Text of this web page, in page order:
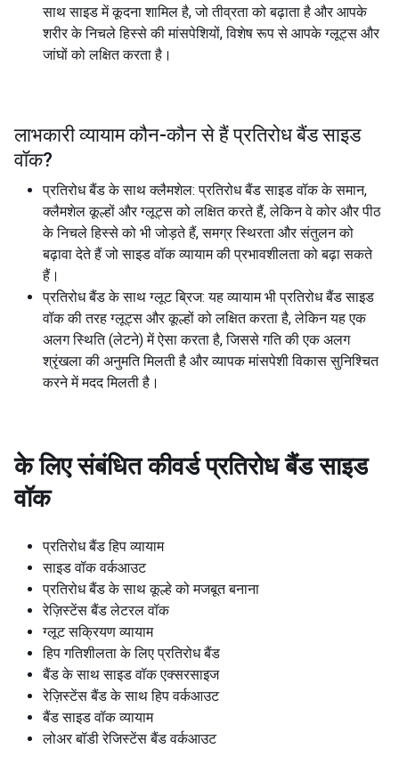
साथ साइड में कूदना शामिल है, जो तीव्रता को बढ़ाता है और आपके
शरीर के निचले हिस्से की मांसपेशियों, विशेष रूप से आपके ग्लूट्स और
जांघों को लक्षित करता है।
लाभकारी व्यायाम कौन-कौन से हैं प्रतिरोध बैंड साइड
वॉक?
प्रतिरोध बैंड के साथ क्लैमशेल: प्रतिरोध बैंड साइड वॉक के समान,
क्लैमशेल कूल्हों और ग्लूट्स को लक्षित करते हैं, लेकिन वे कोर और पीठ
के निचले हिस्से को भी जोड़ते हैं, समग्र स्थिरता और संतुलन को
बढ़ावा देते हैं जो साइड वॉक व्यायाम की प्रभावशीलता को बढ़ा सकते
हैं।
प्रतिरोध बैंड के साथ ग्लूट ब्रिज: यह व्यायाम भी प्रतिरोध बैंड साइड
वॉक की तरह ग्लूट्स और कूल्हों को लक्षित करता है, लेकिन यह एक
अलग स्थिति (लेटने) में ऐसा करता है, जिससे गति की एक अलग
श्रृंखला की अनुमति मिलती है और व्यापक मांसपेशी विकास सुनिश्चित
करने में मदद मिलती है।
के लिए संबंधित कीवर्ड प्रतिरोध बैंड साइड
वॉक
प्रतिरोध बैंड हिप व्यायाम
साइड वॉक वर्कआउट
प्रतिरोध बैंड के साथ कूल्हे को मजबूत बनाना
रेज़िस्टेंस बैंड लेटरल वॉक
ग्लूट सक्रियण व्यायाम
हिप गतिशीलता के लिए प्रतिरोध बैंड
बैंड के साथ साइड वॉक एक्सरसाइज
रेज़िस्टेंस बैंड के साथ हिप वर्कआउट
बैंड साइड वॉक व्यायाम
लोअर बॉडी रेजिस्टेंस बैंड वर्कआउट